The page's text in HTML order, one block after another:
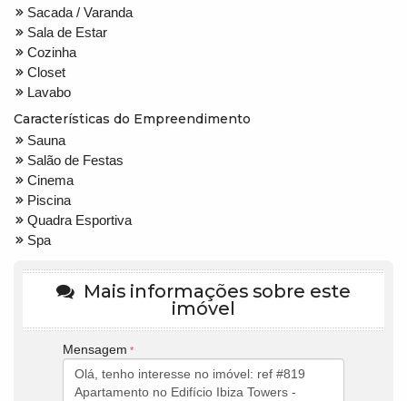
Sacada / Varanda
Sala de Estar
Cozinha
Closet
Lavabo
Características do Empreendimento
Sauna
Salão de Festas
Cinema
Piscina
Quadra Esportiva
Spa
Mais informações sobre este
imóvel
Mensagem